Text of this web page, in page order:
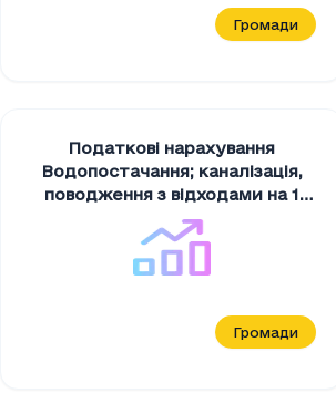
Громади
Податкові нарахування
Водопостачання; каналiзацiя,
поводження з вiдходами на 1
грн на 1 мешканця
Громади